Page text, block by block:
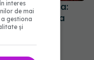
Jurma:
puțin 300% a
deceselor
interes
de mai
gestiona
și